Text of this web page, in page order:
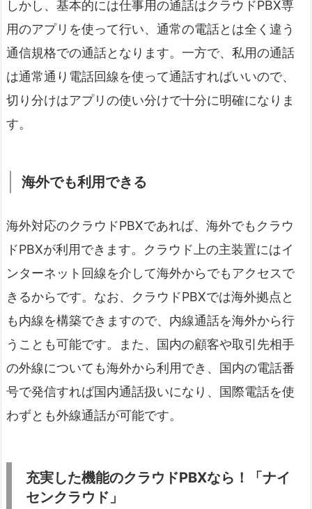
しかし、基本的には仕事用の通話はクラウドPBX専
用のアプリを使って行い、通常の電話とは全く違う
通信規格での通話となります。一方で、私用の通話
は通常通り電話回線を使って通話すればいいので、
切り分けはアプリの使い分けで十分に明確になりま
す。
海外でも利用できる
海外対応のクラウドPBXであれば、海外でもクラウ
ドPBXが利用できます。クラウド上の主装置にはイ
ンターネット回線を介して海外からでもアクセスで
きるからです。なお、クラウドPBXでは海外拠点と
も内線を構築できますので、内線通話を海外から行
うことも可能です。また、国内の顧客や取引先相手
の外線についても海外から利用でき、国内の電話番
号で発信すれば国内通話扱いになり、国際電話を使
わずとも外線通話が可能です。
充実した機能のクラウドPBXなら！「ナイ
センクラウド」